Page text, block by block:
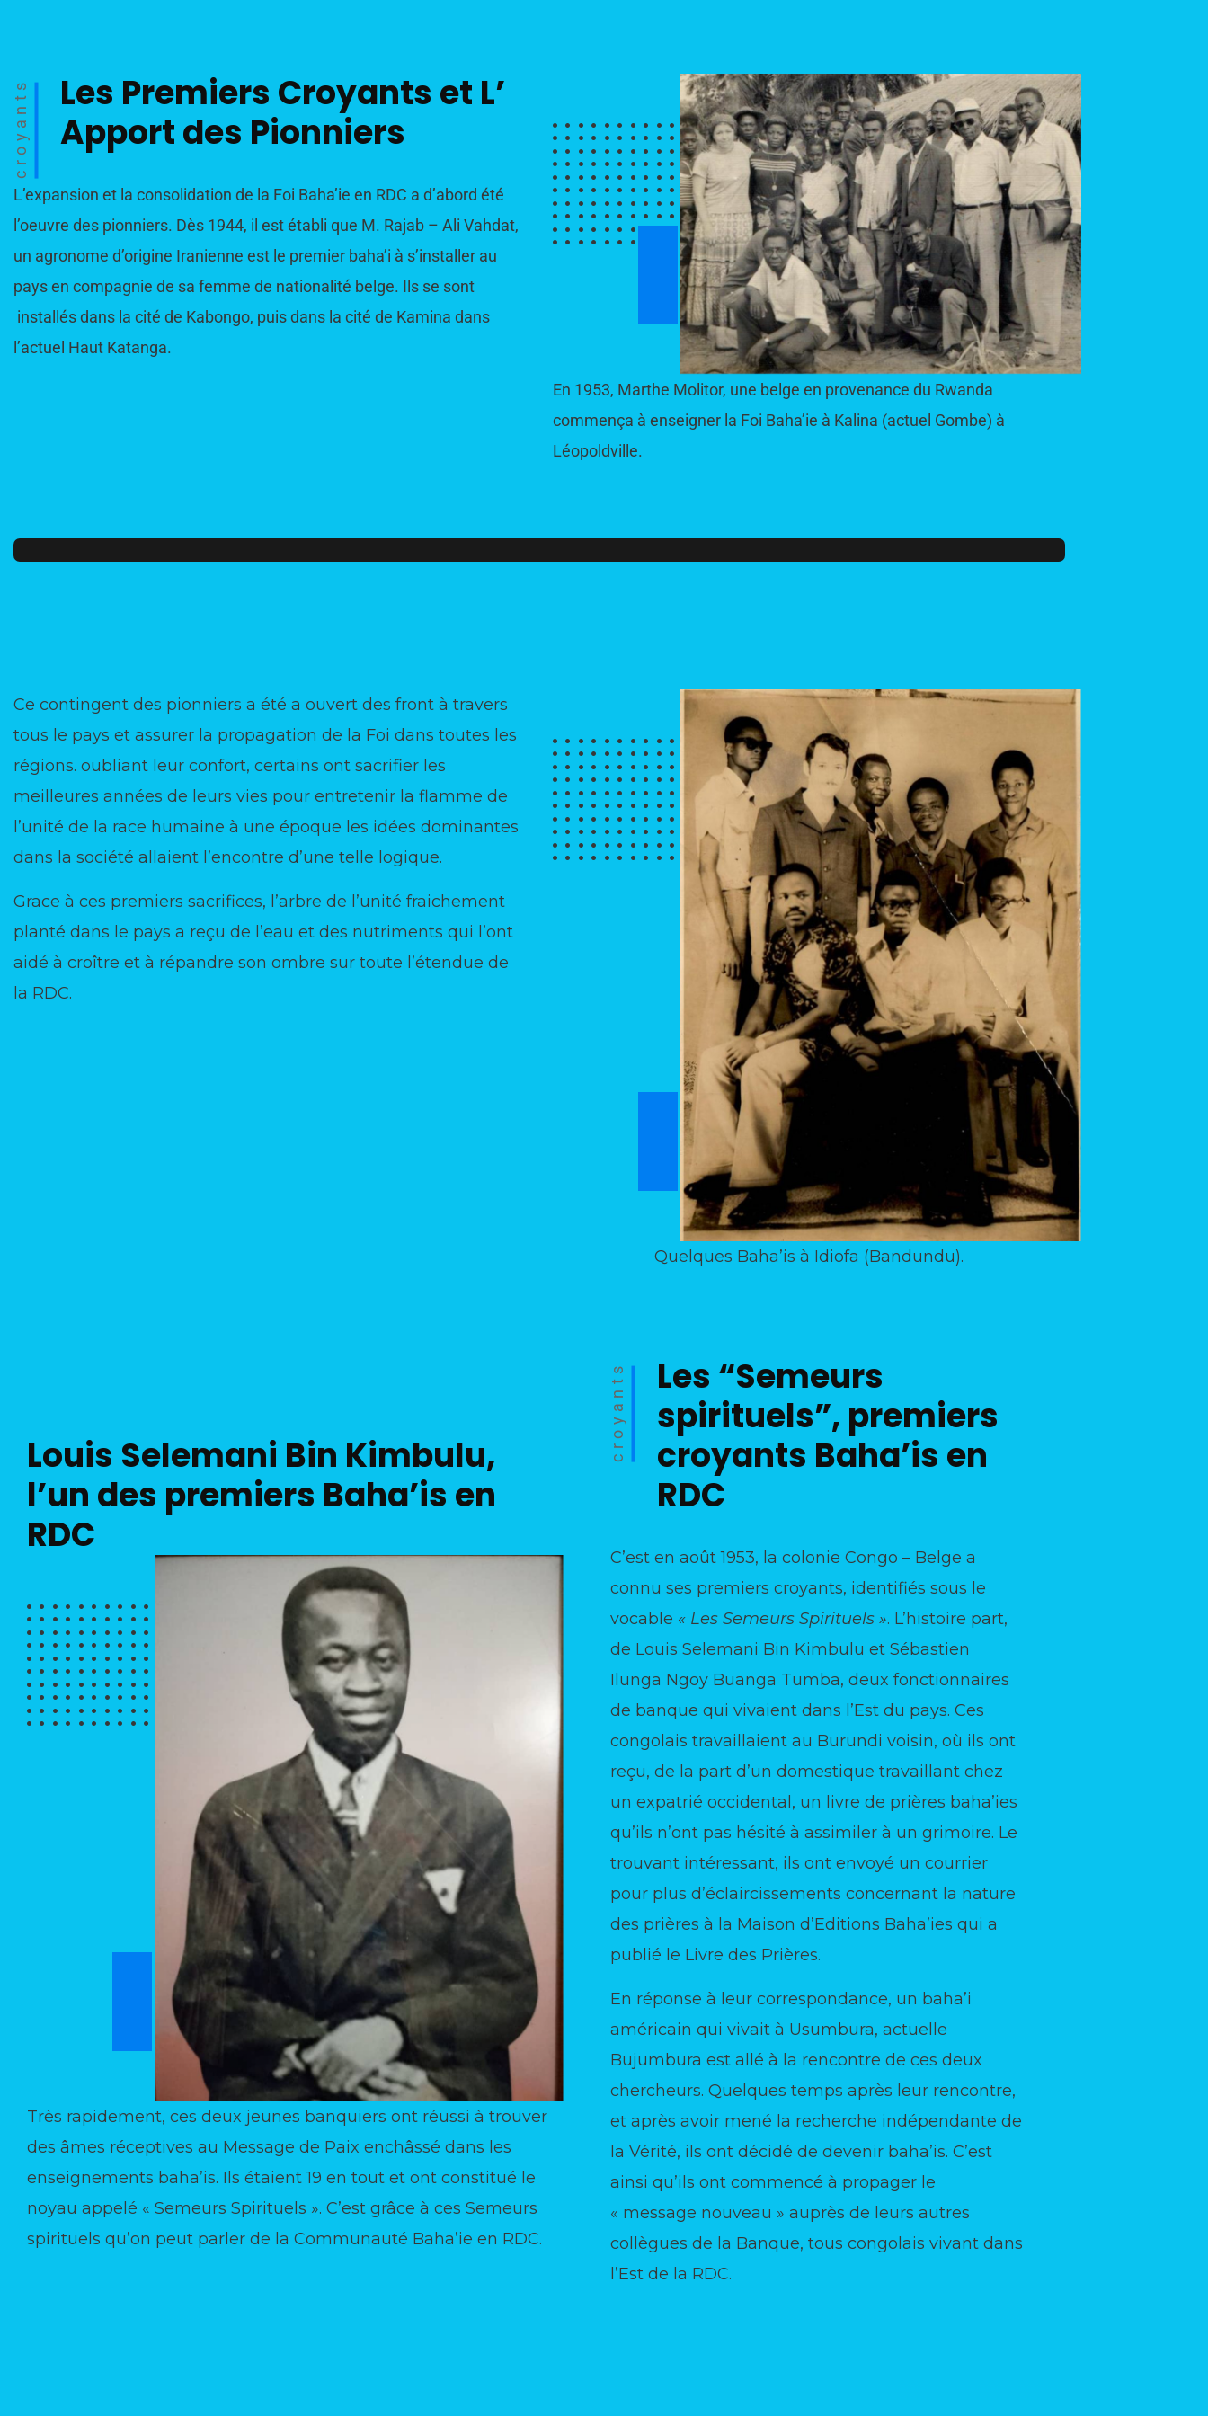
croyants
Les Premiers Croyants et L’
Apport des Pionniers
L’expansion et la consolidation de la Foi Baha’ie en RDC a d’abord été
l’oeuvre des pionniers. Dès 1944, il est établi que M. Rajab – Ali Vahdat,
un agronome d’origine Iranienne est le premier baha’i à s’installer au
pays en compagnie de sa femme de nationalité belge. Ils se sont
installés dans la cité de Kabongo, puis dans la cité de Kamina dans
l’actuel Haut Katanga.
En 1953, Marthe Molitor, une belge en provenance du Rwanda
commença à enseigner la Foi Baha’ie à Kalina (actuel Gombe) à
Léopoldville.
Ce contingent des pionniers a été a ouvert des front à travers
tous le pays et assurer la propagation de la Foi dans toutes les
régions. oubliant leur confort, certains ont sacrifier les
meilleures années de leurs vies pour entretenir la flamme de
l’unité de la race humaine à une époque les idées dominantes
dans la société allaient l’encontre d’une telle logique.
Grace à ces premiers sacrifices, l’arbre de l’unité fraichement
planté dans le pays a reçu de l’eau et des nutriments qui l’ont
aidé à croître et à répandre son ombre sur toute l’étendue de
la RDC.
Quelques Baha’is à Idiofa (Bandundu).
Louis Selemani Bin Kimbulu,
l’un des premiers Baha’is en
RDC
Très rapidement, ces deux jeunes banquiers ont réussi à trouver
des âmes réceptives au Message de Paix enchâssé dans les
enseignements baha’is. Ils étaient 19 en tout et ont constitué le
noyau appelé « Semeurs Spirituels ». C’est grâce à ces Semeurs
spirituels qu’on peut parler de la Communauté Baha’ie en RDC.
croyants
Les “Semeurs
spirituels”, premiers
croyants Baha’is en
RDC
C’est en août 1953, la colonie Congo – Belge a
connu ses premiers croyants, identifiés sous le
vocable « Les Semeurs Spirituels ». L’histoire part,
de Louis Selemani Bin Kimbulu et Sébastien
Ilunga Ngoy Buanga Tumba, deux fonctionnaires
de banque qui vivaient dans l’Est du pays. Ces
congolais travaillaient au Burundi voisin, où ils ont
reçu, de la part d’un domestique travaillant chez
un expatrié occidental, un livre de prières baha’ies
qu’ils n’ont pas hésité à assimiler à un grimoire. Le
trouvant intéressant, ils ont envoyé un courrier
pour plus d’éclaircissements concernant la nature
des prières à la Maison d’Editions Baha’ies qui a
publié le Livre des Prières.
En réponse à leur correspondance, un baha’i
américain qui vivait à Usumbura, actuelle
Bujumbura est allé à la rencontre de ces deux
chercheurs. Quelques temps après leur rencontre,
et après avoir mené la recherche indépendante de
la Vérité, ils ont décidé de devenir baha’is. C’est
ainsi qu’ils ont commencé à propager le
« message nouveau » auprès de leurs autres
collègues de la Banque, tous congolais vivant dans
l’Est de la RDC.